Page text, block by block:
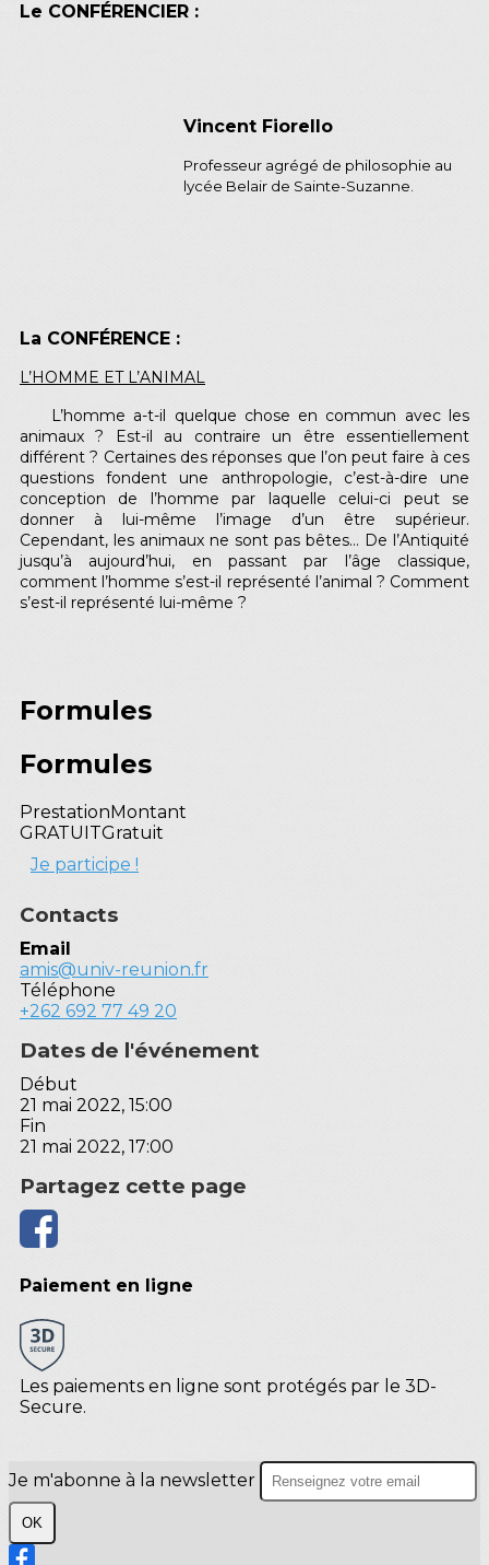
Le CONFÉRENCIER :
Vincent Fiorello
Professeur agrégé de philosophie au
lycée Belair de Sainte-Suzanne.
La CONFÉRENCE :
L’HOMME ET L’ANIMAL
L’homme a-t-il quelque chose en commun avec les
animaux ? Est-il au contraire un être essentiellement
différent ? Certaines des réponses que l’on peut faire à ces
questions fondent une anthropologie, c’est-à-dire une
conception de l’homme par laquelle celui-ci peut se
donner à lui-même l’image d’un être supérieur.
Cependant, les animaux ne sont pas bêtes… De l’Antiquité
jusqu’à aujourd’hui, en passant par l’âge classique,
comment l’homme s’est-il représenté l’animal ? Comment
s’est-il représenté lui-même ?
Formules
Formules
PrestationMontant
GRATUITGratuit
Je participe !
Contacts
Email
amis@univ-reunion.fr
Téléphone
+262 692 77 49 20
Dates de l'événement
Début
21 mai 2022, 15:00
Fin
21 mai 2022, 17:00
Partagez cette page
Paiement en ligne
Les paiements en ligne sont protégés par le 3D-
Secure.
Je m'abonne à la newsletter
OK